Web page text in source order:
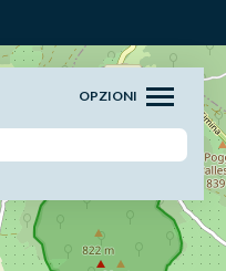
OPZIONI